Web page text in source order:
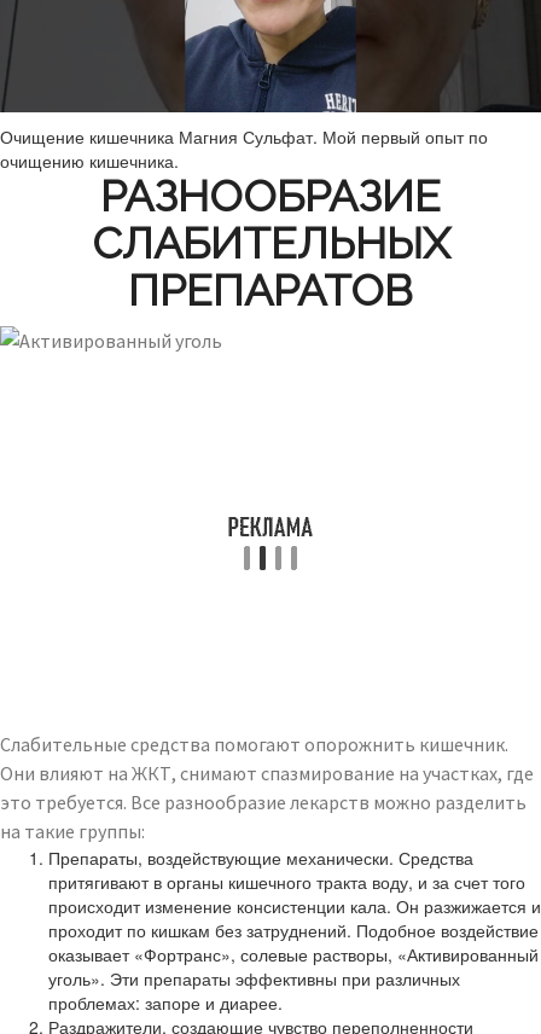
Очищение кишечника Магния Сульфат. Мой первый опыт по
очищению кишечника.
РАЗНООБРАЗИЕ
СЛАБИТЕЛЬНЫХ
ПРЕПАРАТОВ
Слабительные средства помогают опорожнить кишечник.
Они влияют на ЖКТ, снимают спазмирование на участках, где
это требуется. Все разнообразие лекарств можно разделить
на такие группы:
Препараты, воздействующие механически. Средства
притягивают в органы кишечного тракта воду, и за счет того
происходит изменение консистенции кала. Он разжижается и
проходит по кишкам без затруднений. Подобное воздействие
оказывает «Фортранс», солевые растворы, «Активированный
уголь». Эти препараты эффективны при различных
проблемах: запоре и диарее.
Раздражители, создающие чувство переполненности